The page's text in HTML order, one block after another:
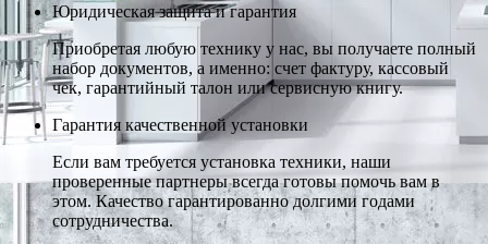
Юридическая защита и гарантия
Приобретая любую технику у нас, вы получаете полный
набор документов, а именно: счет фактуру, кассовый
чек, гарантийный талон или сервисную книгу.
Гарантия качественной установки
Если вам требуется установка техники, наши
проверенные партнеры всегда готовы помочь вам в
этом. Качество гарантированно долгими годами
сотрудничества.